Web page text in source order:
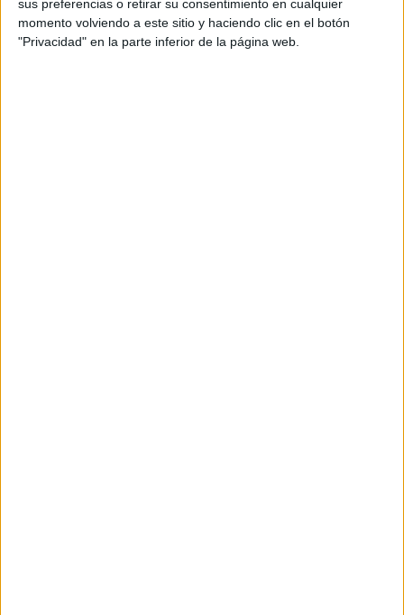
sus preferencias o retirar su consentimiento en cualquier
momento volviendo a este sitio y haciendo clic en el botón
"Privacidad" en la parte inferior de la página web.
y destruirlos con toda facilidad", ha explicado el doctor
Diéguez.